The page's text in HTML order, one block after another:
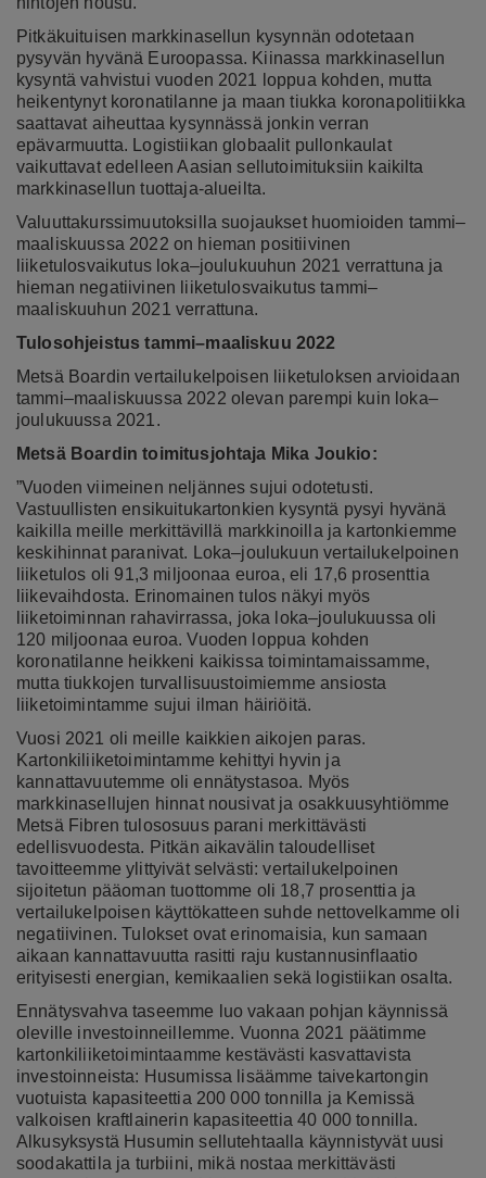
Pitkäkuituisen markkinasellun kysynnän odotetaan
pysyvän hyvänä Euroopassa. Kiinassa markkinasellun
kysyntä vahvistui vuoden 2021 loppua kohden, mutta
heikentynyt koronatilanne ja maan tiukka koronapolitiikka
saattavat aiheuttaa kysynnässä jonkin verran
epävarmuutta. Logistiikan globaalit pullonkaulat
vaikuttavat edelleen Aasian sellutoimituksiin kaikilta
markkinasellun tuottaja-alueilta.
Valuuttakurssimuutoksilla suojaukset huomioiden tammi–
maaliskuussa 2022 on hieman positiivinen
liiketulosvaikutus loka–joulukuuhun 2021 verrattuna ja
hieman negatiivinen liiketulosvaikutus tammi–
maaliskuuhun 2021 verrattuna.
Tulosohjeistus tammi–maaliskuu 2022
Metsä Boardin vertailukelpoisen liiketuloksen arvioidaan
tammi–maaliskuussa 2022 olevan parempi kuin loka–
joulukuussa 2021.
Metsä Boardin toimitusjohtaja Mika Joukio:
”Vuoden viimeinen neljännes sujui odotetusti.
Vastuullisten ensikuitukartonkien kysyntä pysyi hyvänä
kaikilla meille merkittävillä markkinoilla ja kartonkiemme
keskihinnat paranivat. Loka–joulukuun vertailukelpoinen
liiketulos oli 91,3 miljoonaa euroa, eli 17,6 prosenttia
liikevaihdosta. Erinomainen tulos näkyi myös
liiketoiminnan rahavirrassa, joka loka–joulukuussa oli
120 miljoonaa euroa. Vuoden loppua kohden
koronatilanne heikkeni kaikissa toimintamaissamme,
mutta tiukkojen turvallisuustoimiemme ansiosta
liiketoimintamme sujui ilman häiriöitä.
Vuosi 2021 oli meille kaikkien aikojen paras.
Kartonkiliiketoimintamme kehittyi hyvin ja
kannattavuutemme oli ennätystasoa. Myös
markkinasellujen hinnat nousivat ja osakkuusyhtiömme
Metsä Fibren tulososuus parani merkittävästi
edellisvuodesta. Pitkän aikavälin taloudelliset
tavoitteemme ylittyivät selvästi: vertailukelpoinen
sijoitetun pääoman tuottomme oli 18,7 prosenttia ja
vertailukelpoisen käyttökatteen suhde nettovelkamme oli
negatiivinen. Tulokset ovat erinomaisia, kun samaan
aikaan kannattavuutta rasitti raju kustannusinflaatio
erityisesti energian, kemikaalien sekä logistiikan osalta.
Ennätysvahva taseemme luo vakaan pohjan käynnissä
oleville investoinneillemme. Vuonna 2021 päätimme
kartonkiliiketoimintaamme kestävästi kasvattavista
investoinneista: Husumissa lisäämme taivekartongin
vuotuista kapasiteettia 200 000 tonnilla ja Kemissä
valkoisen kraftlainerin kapasiteettia 40 000 tonnilla.
Alkusyksystä Husumin sellutehtaalla käynnistyvät uusi
soodakattila ja turbiini, mikä nostaa merkittävästi